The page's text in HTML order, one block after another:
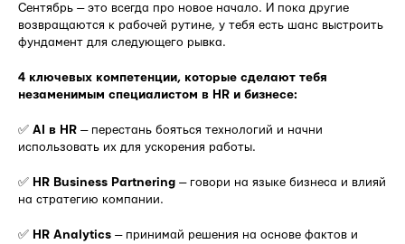
Сентябрь — это всегда про новое начало. И пока другие
возвращаются к рабочей рутине, у тебя есть шанс выстроить
фундамент для следующего рывка.
4 ключевых компетенции, которые сделают тебя
незаменимым специалистом в HR и бизнесе:
✅ AI в HR — перестань бояться технологий и начни
использовать их для ускорения работы.
✅ HR Business Partnering — говори на языке бизнеса и влияй
на стратегию компании.
✅ HR Analytics — принимай решения на основе фактов и